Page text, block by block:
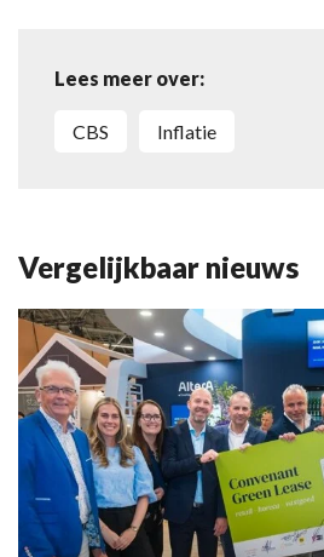
Lees meer over:
CBS inflatie
Vergelijkbaar nieuws